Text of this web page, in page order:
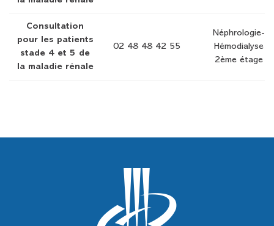
Consultation
pour les patients
stade 4 et 5 de
la maladie rénale
02 48 48 42 55
Néphrologie-
Hémodialyse
2ème étage